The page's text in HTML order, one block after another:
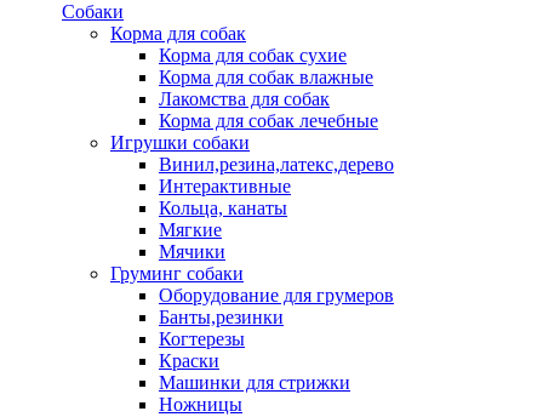
Собаки
Корма для собак
Корма для собак сухие
Корма для собак влажные
Лакомства для собак
Корма для собак лечебные
Игрушки собаки
Винил,резина,латекс,дерево
Интерактивные
Кольца, канаты
Мягкие
Мячики
Груминг собаки
Оборудование для грумеров
Банты,резинки
Когтерезы
Краски
Машинки для стрижки
Ножницы